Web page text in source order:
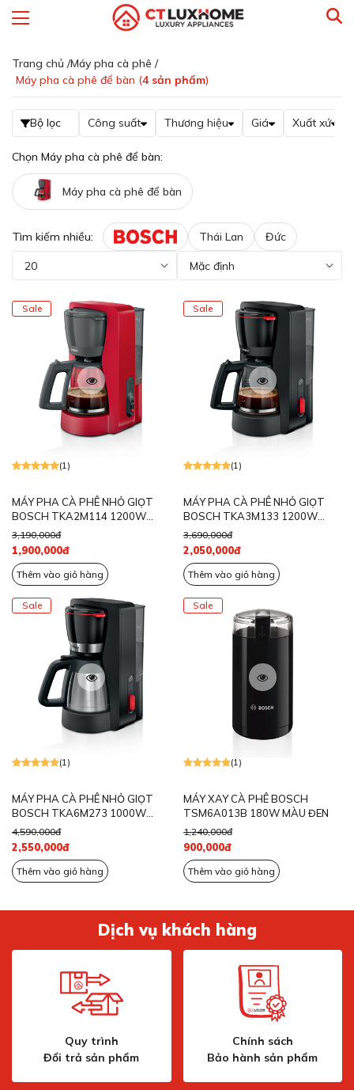
Trang chủ /Máy pha cà phê /
Máy pha cà phê để bàn (4 sản phẩm)
Bộ lọc Công suất Thương hiệu Giá Xuất xứ
Chọn Máy pha cà phê để bàn:
Máy pha cà phê để bàn
Tìm kiếm nhiều: Thái Lan Đức
Sale
(1)
MÁY PHA CÀ PHÊ NHỎ GIỌT
BOSCH TKA2M114 1200W
MÀU ĐỎ
3,190,000đ
1,900,000đ
Thêm vào giỏ hàng
Sale
(1)
MÁY PHA CÀ PHÊ NHỎ GIỌT
BOSCH TKA3M133 1200W
MÀU ĐEN
3,690,000đ
2,050,000đ
Thêm vào giỏ hàng
Sale
(1)
MÁY PHA CÀ PHÊ NHỎ GIỌT
BOSCH TKA6M273 1000W
MÀU ĐEN
4,590,000đ
2,550,000đ
Thêm vào giỏ hàng
Sale
(1)
MÁY XAY CÀ PHÊ BOSCH
TSM6A013B 180W MÀU ĐEN
1,240,000đ
900,000đ
Thêm vào giỏ hàng
Dịch vụ khách hàng
Quy trình
Đổi trả sản phẩm
Chính sách
Bảo hành sản phẩm